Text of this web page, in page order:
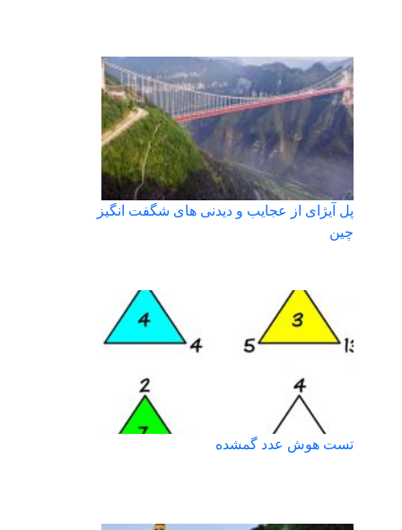
پل آیژای از عجایب و دیدنی های شگفت انگیز
چین
تست هوش عدد گمشده